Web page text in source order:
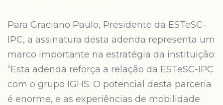
Para Graciano Paulo, Presidente da ESTeSC-
IPC, a assinatura desta adenda representa um
marco importante na estratégia da instituição:
“Esta adenda reforça a relação da ESTeSC-IPC
com o grupo IGHS. O potencial desta parceria
é enorme, e as experiências de mobilidade